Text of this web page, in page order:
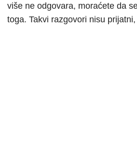
više ne odgovara, moraćete da
toga. Takvi razgovori nisu